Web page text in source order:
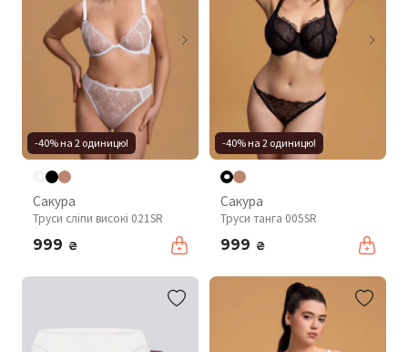
-40% на 2 одиницю!
Сакура
Труси сліпи високі 021SR
999 ₴
-40% на 2 одиницю!
Сакура
Труси танга 005SR
999 ₴